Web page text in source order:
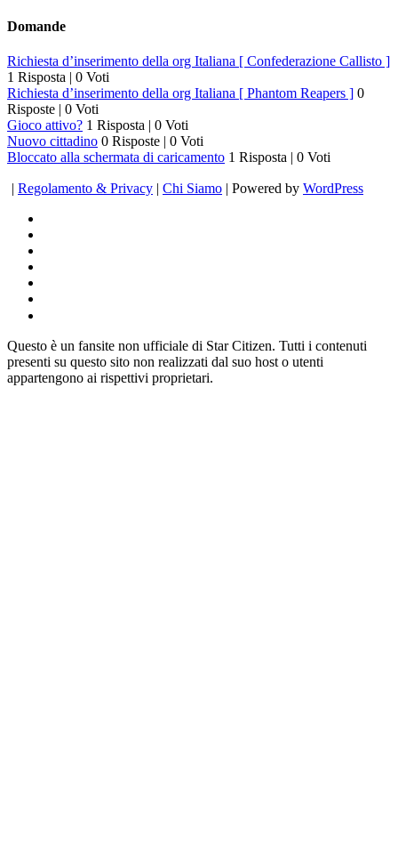
Domande
Richiesta d’inserimento della org Italiana [ Confederazione Callisto ]
1 Risposta | 0 Voti
Richiesta d’inserimento della org Italiana [ Phantom Reapers ] 0
Risposte | 0 Voti
Gioco attivo? 1 Risposta | 0 Voti
Nuovo cittadino 0 Risposte | 0 Voti
Bloccato alla schermata di caricamento 1 Risposta | 0 Voti
| Regolamento & Privacy | Chi Siamo | Powered by WordPress
Questo è un fansite non ufficiale di Star Citizen. Tutti i contenuti
presenti su questo sito non realizzati dal suo host o utenti
appartengono ai rispettivi proprietari.